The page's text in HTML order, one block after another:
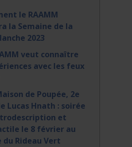
le RAAMM
la Semaine de la
2023
veut connaître
avec les feux
de Poupée, 2e
Lucas Hnath : soirée
et
le 8 février au
Rideau Vert